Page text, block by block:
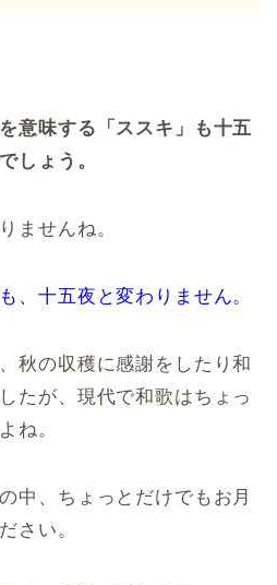
意味する「ススキ」も十五
しょう。
ませんね。
、十五夜と変わりません。
秋の収穫に感謝をしたり和
たが、現代で和歌はちょっ
ね。
中、ちょっとだけでもお月
さい。